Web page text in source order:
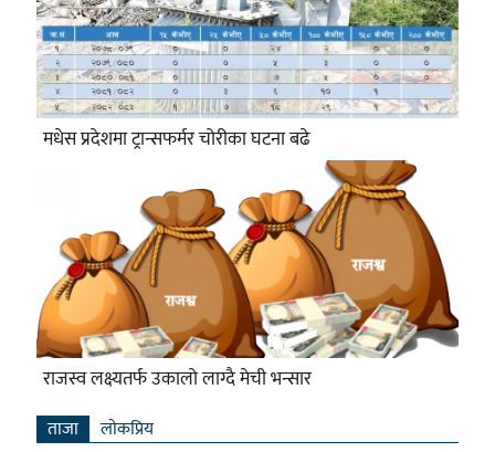
मधेस प्रदेशमा ट्रान्सफर्मर चोरीका घटना बढे
राजस्व लक्ष्यतर्फ उकालो लाग्दै मेची भन्सार
ताजा लाेकप्रिय